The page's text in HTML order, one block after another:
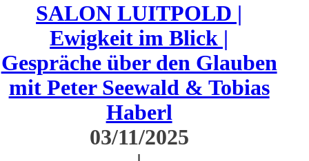
SALON LUITPOLD |
Ewigkeit im Blick |
Gespräche über den Glauben
mit Peter Seewald & Tobias
Haberl
03/11/2025